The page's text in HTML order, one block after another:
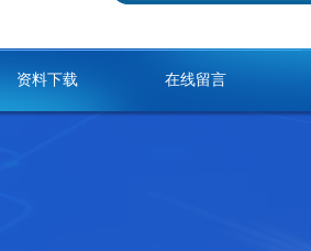
资料下载 在线留言